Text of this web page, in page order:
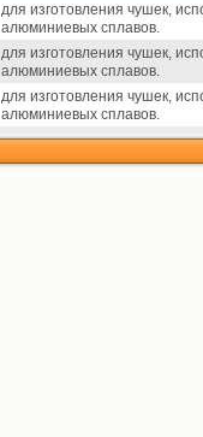
для изготовления чушек,
алюминиевых сплавов.
для изготовления чушек,
алюминиевых сплавов.
для изготовления чушек,
алюминиевых сплавов.